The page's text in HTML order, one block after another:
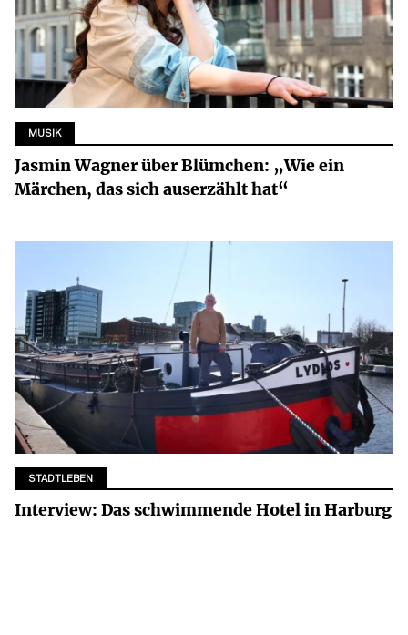
MUSIK
Jasmin Wagner über Blümchen: „Wie ein
Märchen, das sich auserzählt hat“
STADTLEBEN
Interview: Das schwimmende Hotel in Harburg